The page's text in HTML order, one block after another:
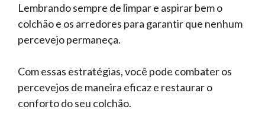
Lembrando sempre de limpar e aspirar bem o
colchão e os arredores para garantir que nenhum
percevejo permaneça.
Com essas estratégias, você pode combater os
percevejos de maneira eficaz e restaurar o
conforto do seu colchão.